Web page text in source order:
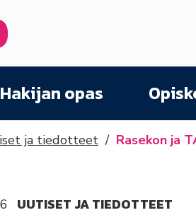
Hakijan opas
ja tiedotteet Rasekon ja
UUTISET JA TIEDOTTEET